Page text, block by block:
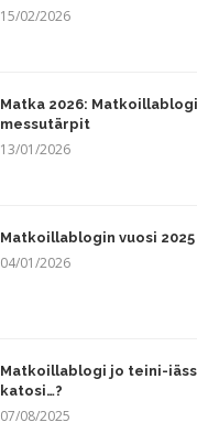
15/02/2026
Matka 2026:
messutärpit
13/01/2026
Matkoillablogin vuosi 2025
04/01/2026
Matkoillablogi jo teini-
katosi…?
07/08/2025